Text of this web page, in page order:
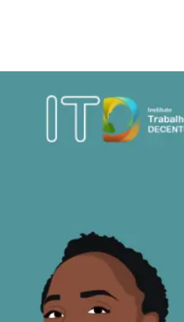
Opinião